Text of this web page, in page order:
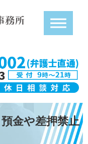
金や差押禁止